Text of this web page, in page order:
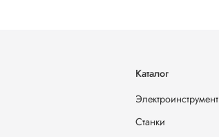
Каталог
Электроинструмент
Станки